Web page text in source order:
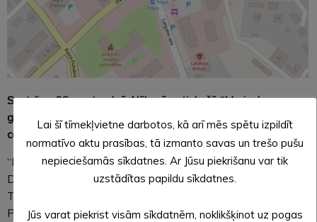
Sestdien, 28. septembrī, Alūksnē notiekošā “Marienburgas
gadatirgus” laikā būs slēgta satiksme atsevišķās pilsētas
centra ielās.
“Marienburgas gadatirgus”, ko organizē SIA “ITAKI”, notiks
Dārza ielā (no Ojāra Vācieša ielas līdz Latgales ielai) un
Tirgotāju ielā (no Lielā Ezera ielas līdz Latgales ielai).
Pasākuma norises nodrošināšanai autotransporta kustībai no
Lai šī tīmekļvietne darbotos, kā arī mēs spētu izpildīt
normatīvo aktu prasības, tā izmanto savas un trešo pušu
nepieciešamās sīkdatnes. Ar Jūsu piekrišanu var tik
uzstādītas papildu sīkdatnes.
Jūs varat piekrist visām sīkdatnēm, noklikšķinot uz pogas